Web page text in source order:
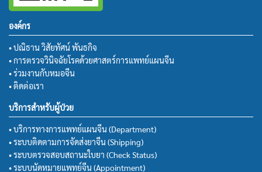
องค์กร
• ปณิธาน วิสัยทัศน์ พันธกิจ
• การตรวจวินิจฉัยโรคด้วยศาสตร์การแพทย์แผนจีน
• ร่วมงานกับหมอจีน
• ติดต่อเรา
บริการสำหรับผู้ป่วย
• บริการทางการแพทย์แผนจีน (Department)
• ระบบติดตามการจัดส่งยาจีน (Shipping)
• ระบบตรวจสอบสถานะใบยา (Check Status)
• ระบบนัดหมายแพทย์จีน (Appointment)